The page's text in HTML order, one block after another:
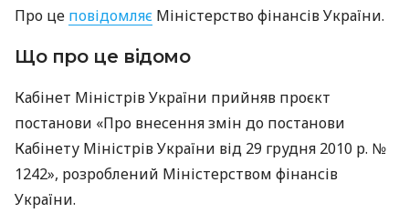
Про це повідомляє Міністерство фінансів України.
Що про це відомо
Кабінет Міністрів України прийняв проєкт
постанови «Про внесення змін до постанови
Кабінету Міністрів України від 29 грудня 2010 р. №
1242», розроблений Міністерством фінансів
України.